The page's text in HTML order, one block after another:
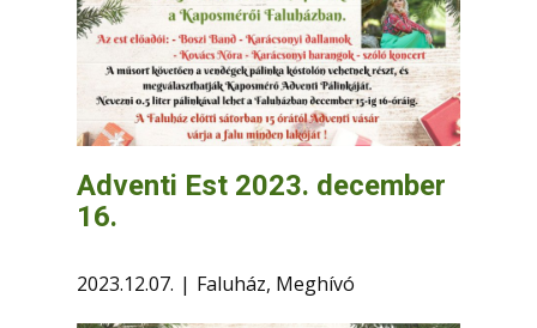
Intézmények
Információk
Adventi Est 2023. december
16.
2023.12.07. Faluház, Meghívó